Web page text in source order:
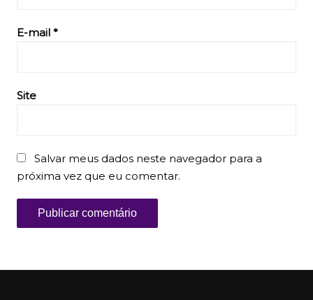
E-mail *
Site
Salvar meus dados neste navegador para a
próxima vez que eu comentar.